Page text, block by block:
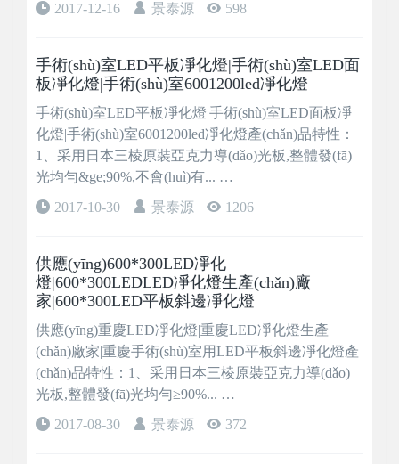
2017-12-16
景泰源 598
手術(shù)室LED平板凈化燈|手術(shù)室LED面
板凈化燈|手術(shù)室6001200led凈化燈
手術(shù)室LED平板凈化燈|手術(shù)室LED面板凈
化燈|手術(shù)室6001200led凈化燈產(chǎn)品特性：
1、采用日本三棱原裝亞克力導(dǎo)光板,整體發(fā)
光均勻&ge;90%,不會(huì)有... …
2017-10-30
景泰源 1206
供應(yīng)600*300LED凈化
燈|600*300LEDLED凈化燈生產(chǎn)廠
家|600*300LED平板斜邊凈化燈
供應(yīng)重慶LED凈化燈|重慶LED凈化燈生產
(chǎn)廠家|重慶手術(shù)室用LED平板斜邊凈化燈產
(chǎn)品特性：1、采用日本三棱原裝亞克力導(dǎo)
光板,整體發(fā)光均勻≥90%... …
2017-08-30
景泰源 372